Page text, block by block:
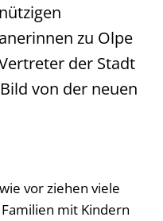
zu Olpe
der Stadt
von der neuen
vor ziehen viele
mit Kindern